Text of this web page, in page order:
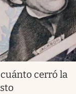
cerró la